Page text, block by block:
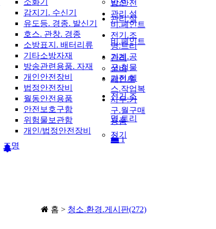
소화기
감지기. 수신기
유도등. 경종. 발신기
호스. 관창. 경종
소방표지. 배터리류
기타소방자재
방송관련용품. 자재
안전
개인안전장비
법정안전장비
월동안전용품
안전보호구함
위험물보관함
개인/법정안전장비
관리.설
비.페인트
관리
설비
페인트
전기.조
명.트리
전기
조명
방.안전
관리.설
비.페인트
전기.조
명.트리
기계.공
구.철물
가전.헬
스.작업복
사무.가
구.월구매
용품
1
홈 > 청소.환경.게시판(272)